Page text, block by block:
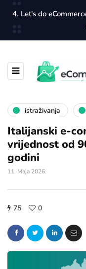
4. Let's do
istraživanja
Italijanski e-
vrijednost od
godini
11. Maja 2026.
75 0